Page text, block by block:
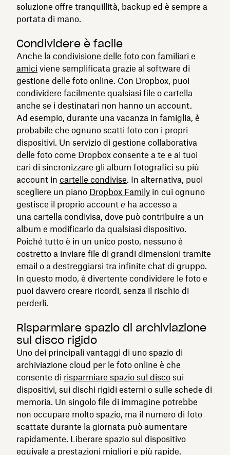
soluzione offre tranquillità, backup ed è sempre a
portata di mano.
Condividere è facile
Anche la condivisione delle foto con familiari e
amici viene semplificata grazie al software di
gestione delle foto online. Con Dropbox, puoi
condividere facilmente qualsiasi file o cartella
anche se i destinatari non hanno un account.
Ad esempio, durante una vacanza in famiglia, è
probabile che ognuno scatti foto con i propri
dispositivi. Un servizio di gestione collaborativa
delle foto come Dropbox consente a te e ai tuoi
cari di sincronizzare gli album fotografici su più
account in cartelle condivise. In alternativa, puoi
scegliere un piano Dropbox Family in cui ognuno
gestisce il proprio account e ha accesso a
una cartella condivisa, dove può contribuire a un
album e modificarlo da qualsiasi dispositivo.
Poiché tutto è in un unico posto, nessuno è
costretto a inviare file di grandi dimensioni tramite
email o a destreggiarsi tra infinite chat di gruppo.
In questo modo, è divertente condividere le foto e
puoi davvero creare ricordi, senza il rischio di
perderli.
Risparmiare spazio di archiviazione
sul disco rigido
Uno dei principali vantaggi di uno spazio di
archiviazione cloud per le foto online è che
consente di risparmiare spazio sul disco sui
dispositivi, sui dischi rigidi esterni o sulle schede di
memoria. Un singolo file di immagine potrebbe
non occupare molto spazio, ma il numero di foto
scattate durante la giornata può aumentare
rapidamente. Liberare spazio sul dispositivo
equivale a prestazioni migliori e più rapide.